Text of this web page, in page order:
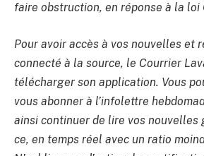
faire obstruction, en réponse à la loi
Pour avoir accès à vos nouvelles et
connecté à la source, le Courrier
télécharger son application. Vous
vous abonner à l’infolettre
ainsi continuer de lire vos
ce, en temps réel avec un ratio